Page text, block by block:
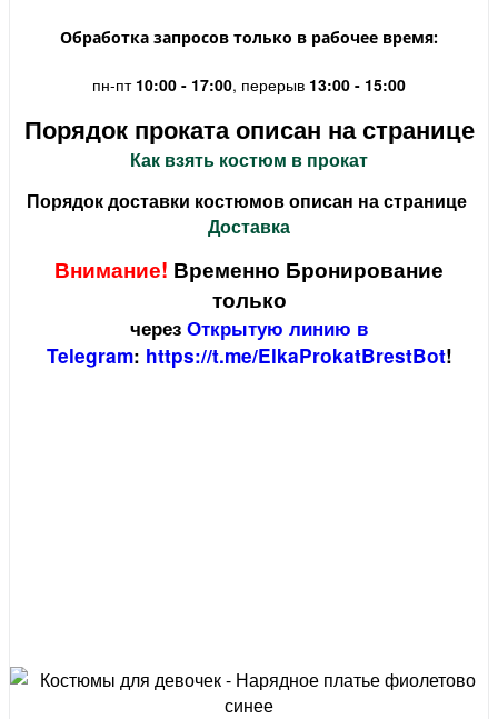
Обработка запросов только в рабочее время:
пн-пт 10:00 - 17:00, перерыв 13:00 - 15:00
Порядок проката описан на странице
Как взять костюм в прокат
Порядок доставки костюмов описан на странице
Доставка
Внимание! Временно Бронирование
только
через Открытую линию в
Telegram: https://t.me/ElkaProkatBrestBot!